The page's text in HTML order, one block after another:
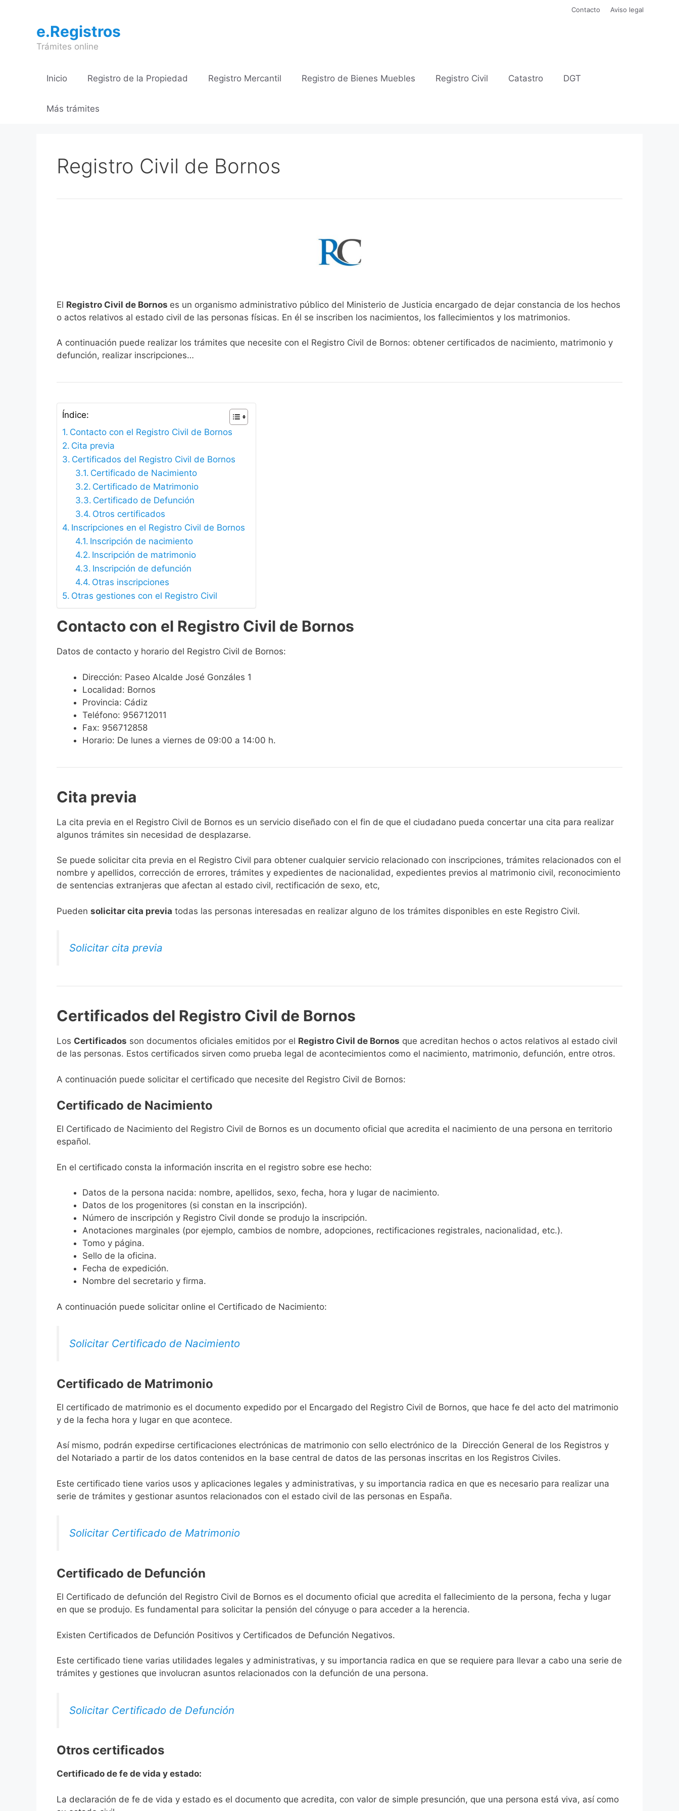
contenido
Contacto Aviso legal
e.Registros
Trámites online
Inicio Registro de la Propiedad Registro Mercantil Registro de Bienes Muebles Registro Civil Catastro DGT
Más trámites
Registro Civil de Bornos
El Registro Civil de Bornos es un organismo administrativo público del Ministerio de Justicia encargado de dejar constancia de los hechos
o actos relativos al estado civil de las personas físicas. En él se inscriben los nacimientos, los fallecimientos y los matrimonios.
A continuación puede realizar los trámites que necesite con el Registro Civil de Bornos: obtener certificados de nacimiento, matrimonio y
defunción, realizar inscripciones…
Índice:
Contacto con el Registro Civil de Bornos
Cita previa
Certificados del Registro Civil de Bornos
Certificado de Nacimiento
Certificado de Matrimonio
Certificado de Defunción
Otros certificados
Inscripciones en el Registro Civil de Bornos
Inscripción de nacimiento
Inscripción de matrimonio
Inscripción de defunción
Otras inscripciones
Otras gestiones con el Registro Civil
Contacto con el Registro Civil de Bornos
Datos de contacto y horario del Registro Civil de Bornos:
Dirección: Paseo Alcalde José Gonzáles 1
Localidad: Bornos
Provincia: Cádiz
Teléfono: 956712011
Fax: 956712858
Horario: De lunes a viernes de 09:00 a 14:00 h.
Cita previa
​​​​​​​​​​​​​​​​​​​​​​​​​​​​La cita previa en el Registro Civil de Bornos es un servicio diseñado con el fin de que el ciudadano pueda concertar una cita para realizar
algunos trámites sin necesidad de desplazarse.​
Se puede solicitar cita previa en el Registro Civil para obtener cualquier servicio relacionado con inscripciones, trámites relacionados con el
nombre y apellidos, corrección de errores, trámites y expedientes de nacionalidad, expedientes previos al matrimonio civil, reconocimiento
de sentencias extranjeras que afectan al estado civil, rectificación de sexo, etc,
​Pueden solicitar cita previa todas las personas interesadas en realizar alguno de los trámites disponibles en este Registro Civil.​
Solicitar cita previa
Certificados del Registro Civil de Bornos
Los Certificados son documentos oficiales emitidos por el Registro Civil de Bornos que acreditan hechos o actos relativos al estado civil
de las personas. Estos certificados sirven como prueba legal de acontecimientos como el nacimiento, matrimonio, defunción, entre otros.
A continuación puede solicitar el certificado que necesite del Registro Civil de Bornos:
Certificado de Nacimiento
El Certificado de Nacimiento del Registro Civil de Bornos es un documento oficial que acredita el nacimiento de una persona en territorio
español.
En el certificado consta la información inscrita en el registro sobre ese hecho:
Datos de la persona nacida: nombre, apellidos, sexo, fecha, hora y lugar de nacimiento.
Datos de los progenitores (si constan en la inscripción).
Número de inscripción y Registro Civil donde se produjo la inscripción.
Anotaciones marginales (por ejemplo, cambios de nombre, adopciones, rectificaciones registrales, nacionalidad, etc.).
Tomo y página.
Sello de la oficina.
Fecha de expedición.
Nombre del secretario y firma.
A continuación puede solicitar online el Certificado de Nacimiento:
Solicitar Certificado de Nacimiento
Certificado de Matrimonio
El certificado de matrimonio es el documento expedido por el Encargado del Registro Civil de Bornos, que hace fe del acto del matrimonio
y de la fecha hora y lugar en que acontece.
Así mismo, podrán expedirse certificaciones electrónicas de matrimonio con sello electrónico de la Dirección General de los Registros y
del Notariado a partir de los datos contenidos en la base central de datos de las personas inscritas en los Registros Civiles.
Este certificado tiene varios usos y aplicaciones legales y administrativas, y su importancia radica en que es necesario para realizar una
serie de trámites y gestionar asuntos relacionados con el estado civil de las personas en España.
Solicitar Certificado de Matrimonio
Certificado de Defunción
El Certificado de defunción del Registro Civil de Bornos es el documento oficial que acredita el fallecimiento de la persona, fecha y lugar
en que se produjo. Es fundamental para solicitar la pensión del cónyuge o para acceder a la herencia.
Existen Certificados de Defunción Positivos y Certificados de Defunción Negativos.
Este certificado tiene varias utilidades legales y administrativas, y su importancia radica en que se requiere para llevar a cabo una serie de
trámites y gestiones que involucran asuntos relacionados con la defunción de una persona.
Solicitar Certificado de Defunción
Otros certificados
Certificado de fe de vida y estado:
La declaración de fe de vida y estado es el documento que acredita, con valor de simple presunción, que una persona está viva, así como